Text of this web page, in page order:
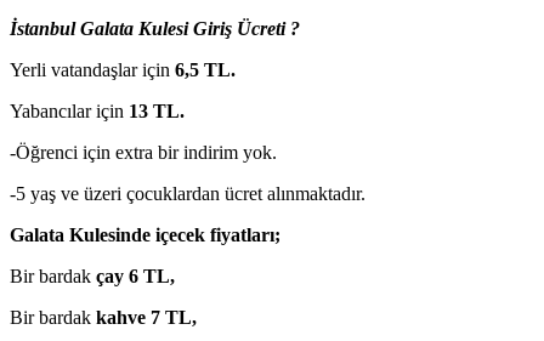
İstanbul Galata Kulesi Giriş Ücreti ?
Yerli vatandaşlar için 6,5 TL.
Yabancılar için 13 TL.
-Öğrenci için extra bir indirim yok.
-5 yaş ve üzeri çocuklardan ücret alınmaktadır.
Galata Kulesinde içecek fiyatları;
Bir bardak çay 6 TL,
Bir bardak kahve 7 TL,